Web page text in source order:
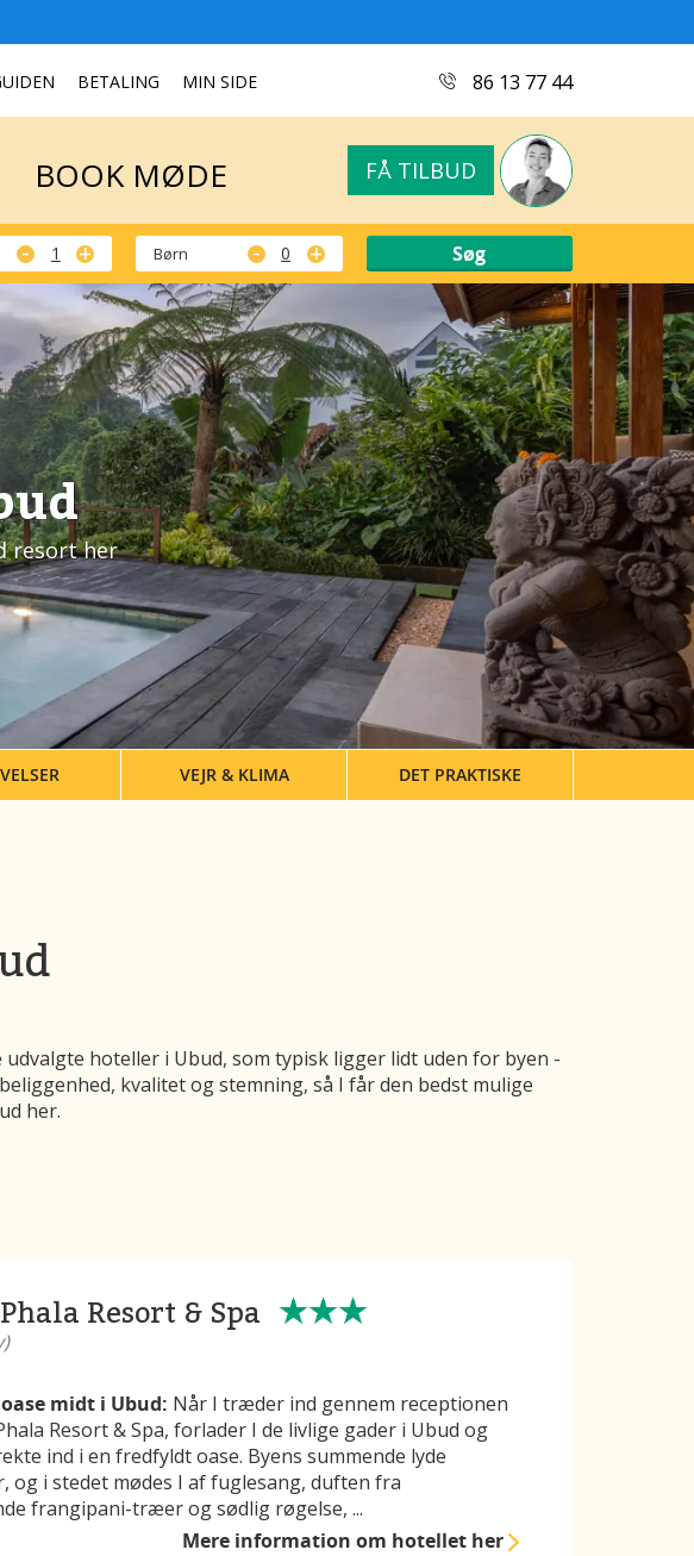
86 13 77 44
BETALING MIN SIDE
BOOK MØDE FÅ TILBUD
BOOK MØDE FÅ TILBUD
- + Børn - +
resort her
VEJR & KLIMA DET PRAKTISKE
hoteller i Ubud, som typisk ligger lidt uden for byen -
kvalitet og stemning, så I får den bedst mulige
her.
Resort & Spa
midt i Ubud: Når I træder ind gennem receptionen
Resort & Spa, forlader I de livlige gader i Ubud og
ind i en fredfyldt oase. Byens summende lyde
og i stedet mødes I af fuglesang, duften fra
frangipani-træer og sødlig røgelse, ...
Mere informationom hotellet her